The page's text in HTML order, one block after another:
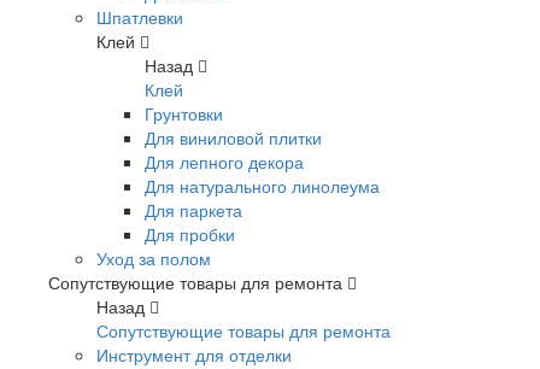
Шпатлевки
Клей
Назад
Клей
Грунтовки
Для виниловой плитки
Для лепного декора
Для натурального линолеума
Для паркета
Для пробки
Уход за полом
Сопутствующие товары для ремонта
Назад
Сопутствующие товары для ремонта
Инструмент для отделки